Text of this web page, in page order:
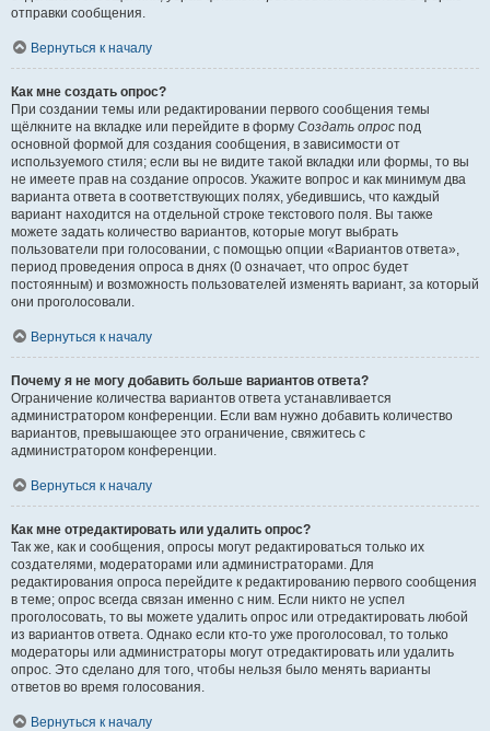
отправки сообщения.
Вернуться к началу
Как мне создать опрос?
При создании темы или редактировании первого сообщения темы
щёлкните на вкладке или перейдите в форму Создать опрос под
основной формой для создания сообщения, в зависимости от
используемого стиля; если вы не видите такой вкладки или формы, то вы
не имеете прав на создание опросов. Укажите вопрос и как минимум два
варианта ответа в соответствующих полях, убедившись, что каждый
вариант находится на отдельной строке текстового поля. Вы также
можете задать количество вариантов, которые могут выбрать
пользователи при голосовании, с помощью опции «Вариантов ответа»,
период проведения опроса в днях (0 означает, что опрос будет
постоянным) и возможность пользователей изменять вариант, за который
они проголосовали.
Вернуться к началу
Почему я не могу добавить больше вариантов ответа?
Ограничение количества вариантов ответа устанавливается
администратором конференции. Если вам нужно добавить количество
вариантов, превышающее это ограничение, свяжитесь с
администратором конференции.
Вернуться к началу
Как мне отредактировать или удалить опрос?
Так же, как и сообщения, опросы могут редактироваться только их
создателями, модераторами или администраторами. Для
редактирования опроса перейдите к редактированию первого сообщения
в теме; опрос всегда связан именно с ним. Если никто не успел
проголосовать, то вы можете удалить опрос или отредактировать любой
из вариантов ответа. Однако если кто-то уже проголосовал, то только
модераторы или администраторы могут отредактировать или удалить
опрос. Это сделано для того, чтобы нельзя было менять варианты
ответов во время голосования.
Вернуться к началу